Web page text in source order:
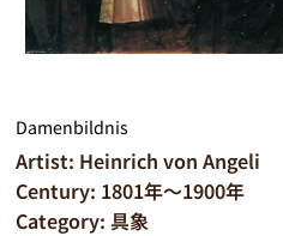
Damenbildnis
Artist: Heinrich von Angeli
Century: 1801年～1900年
Category: 具象